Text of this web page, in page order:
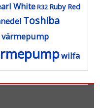
WhiteR32 Ruby Red
Toshiba
wilfa